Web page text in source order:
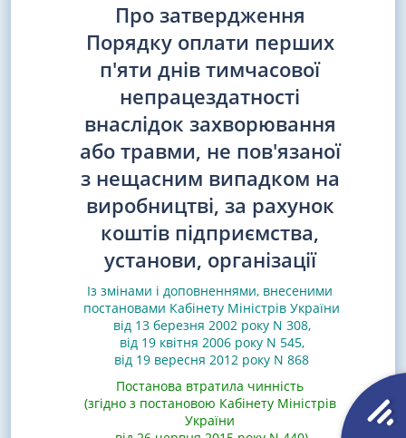
Про затвердження
Порядку оплати перших
п'яти днів тимчасової
непрацездатності
внаслідок захворювання
або травми, не пов'язаної
з нещасним випадком на
виробництві, за рахунок
коштів підприємства,
установи, організації
Із змінами і доповненнями, внесеними
постановами Кабінету Міністрів України
від 13 березня 2002 року N 308,
від 19 квітня 2006 року N 545,
від 19 вересня 2012 року N 868
Постанова втратила чинність
(згідно з постановою Кабінету Міністрів
України